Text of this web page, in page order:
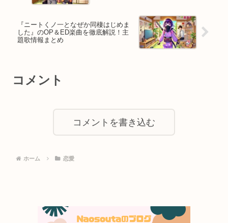
『ニートくノ一となぜか同棲はじめま
した』のOP＆ED楽曲を徹底解説！主
題歌情報まとめ
コメント
コメントを書き込む
ホーム 恋愛